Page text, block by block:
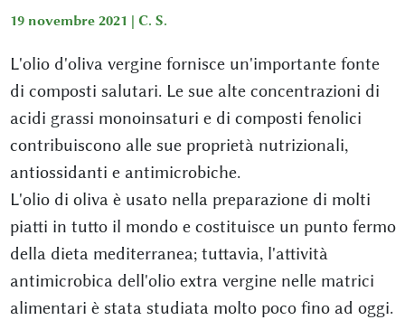
19 novembre 2021 | C. S.
L'olio d'oliva vergine fornisce un'importante fonte
di composti salutari. Le sue alte concentrazioni di
acidi grassi monoinsaturi e di composti fenolici
contribuiscono alle sue proprietà nutrizionali,
antiossidanti e antimicrobiche.
L'olio di oliva è usato nella preparazione di molti
piatti in tutto il mondo e costituisce un punto fermo
della dieta mediterranea; tuttavia, l'attività
antimicrobica dell'olio extra vergine nelle matrici
alimentari è stata studiata molto poco fino ad oggi.